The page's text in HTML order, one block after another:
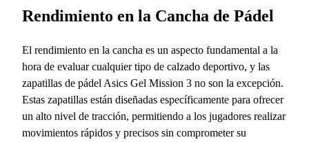
Rendimiento en la Cancha de Pádel
El rendimiento en la cancha es un aspecto fundamental a la
hora de evaluar cualquier tipo de calzado deportivo, y las
zapatillas de pádel Asics Gel Mission 3 no son la excepción.
Estas zapatillas están diseñadas específicamente para ofrecer
un alto nivel de tracción, permitiendo a los jugadores realizar
movimientos rápidos y precisos sin comprometer su